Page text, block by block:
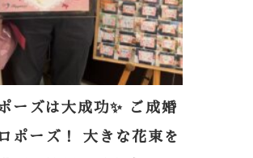
ーズは大成功✨ ご成婚
ポーズ！ 大きな花束を